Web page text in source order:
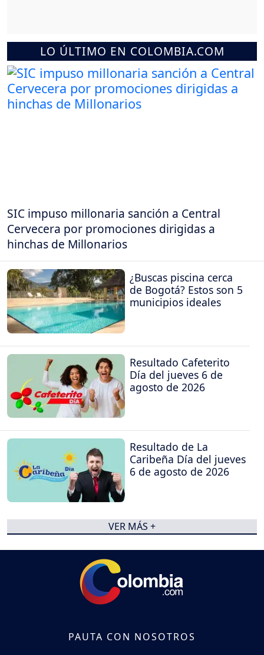
LO ÚLTIMO EN COLOMBIA.COM
SIC impuso millonaria sanción a Central
Cervecera por promociones dirigidas a
hinchas de Millonarios
¿Buscas piscina cerca
de Bogotá? Estos son 5
municipios ideales
Resultado Cafeterito
Día del jueves 6 de
agosto de 2026
Resultado de La
Caribeña Día del jueves
6 de agosto de 2026
VER MÁS +
PAUTA CON NOSOTROS